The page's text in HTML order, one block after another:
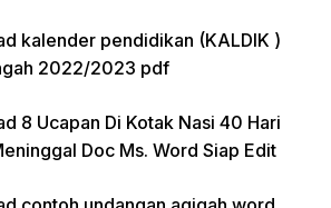
kalender pendidikan (KALDIK )
2022/2023 pdf
8 Ucapan Di Kotak Nasi 40 Hari
Doc Ms. Word Siap Edit